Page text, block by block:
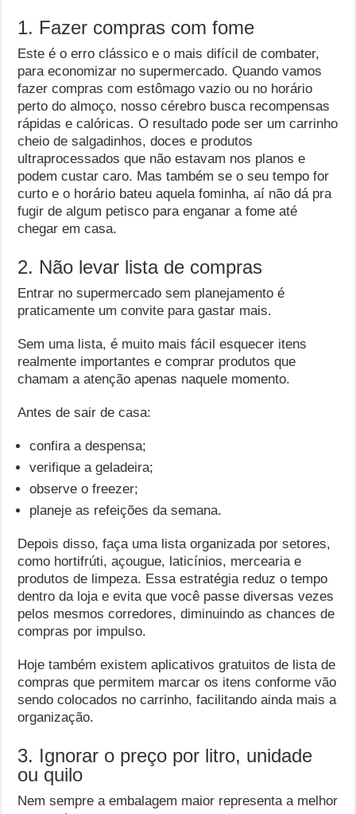
1. Fazer compras com fome
Este é o erro clássico e o mais difícil de combater,
para economizar no supermercado. Quando vamos
fazer compras com estômago vazio ou no horário
perto do almoço, nosso cérebro busca recompensas
rápidas e calóricas. O resultado pode ser um carrinho
cheio de salgadinhos, doces e produtos
ultraprocessados que não estavam nos planos e
podem custar caro. Mas também se o seu tempo for
curto e o horário bateu aquela fominha, aí não dá pra
fugir de algum petisco para enganar a fome até
chegar em casa.
2. Não levar lista de compras
Entrar no supermercado sem planejamento é
praticamente um convite para gastar mais.
Sem uma lista, é muito mais fácil esquecer itens
realmente importantes e comprar produtos que
chamam a atenção apenas naquele momento.
Antes de sair de casa:
confira a despensa;
verifique a geladeira;
observe o freezer;
planeje as refeições da semana.
Depois disso, faça uma lista organizada por setores,
como hortifrúti, açougue, laticínios, mercearia e
produtos de limpeza. Essa estratégia reduz o tempo
dentro da loja e evita que você passe diversas vezes
pelos mesmos corredores, diminuindo as chances de
compras por impulso.
Hoje também existem aplicativos gratuitos de lista de
compras que permitem marcar os itens conforme vão
sendo colocados no carrinho, facilitando ainda mais a
organização.
3. Ignorar o preço por litro, unidade
ou quilo
Nem sempre a embalagem maior representa a melhor